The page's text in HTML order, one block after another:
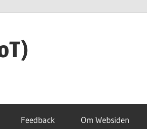
Feedback Om Websiden